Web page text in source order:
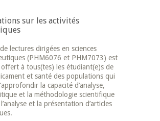
sur les activités
lectures dirigées en sciences
(PHM6076 et PHM7073) est
à tous(tes) les étudiant(e)s de
et santé des populations qui
la capacité d’analyse,
et la méthodologie scientifique
et la présentation d’articles